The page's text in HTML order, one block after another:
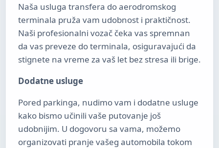
Naša usluga transfera do aerodromskog
terminala pruža vam udobnost i praktičnost.
Naši profesionalni vozač čeka vas spremnan
da vas preveze do terminala, osiguravajući da
stignete na vreme za vaš let bez stresa ili brige.
Dodatne usluge
Pored parkinga, nudimo vam i dodatne usluge
kako bismo učinili vaše putovanje još
udobnijim. U dogovoru sa vama, možemo
organizovati pranje vašeg automobila tokom